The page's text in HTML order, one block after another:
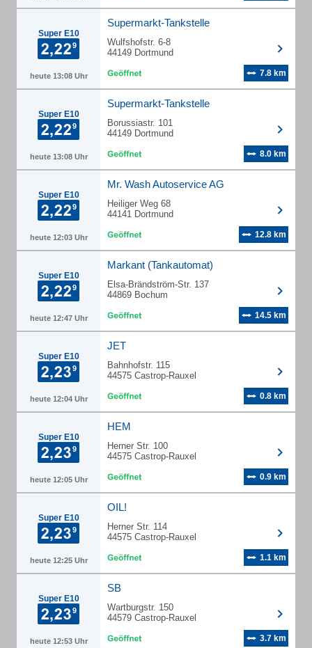
Super E10
heute 13:08 Uhr
Supermarkt-Tankstelle
Wulfshofstr. 6-8
44149 Dortmund
7.8 km
Super E10
heute 13:08 Uhr
Supermarkt-Tankstelle
Borussiastr. 101
44149 Dortmund
8.0 km
Super E10
heute 12:03 Uhr
Mr. Wash Autoservice AG
Heiliger Weg 68
44141 Dortmund
12.8 km
Super E10
heute 12:47 Uhr
Markant (Tankautomat)
Elsa-Brändström-Str. 137
44869 Bochum
14.5 km
Super E10
heute 12:04 Uhr
JET
Bahnhofstr. 115
44575 Castrop-Rauxel
0.8 km
Super E10
heute 12:05 Uhr
HEM
Herner Str. 100
44575 Castrop-Rauxel
0.9 km
Super E10
heute 12:25 Uhr
OIL!
Herner Str. 114
44575 Castrop-Rauxel
1.1 km
Super E10
heute 12:53 Uhr
SB
Wartburgstr. 150
44579 Castrop-Rauxel
3.7 km